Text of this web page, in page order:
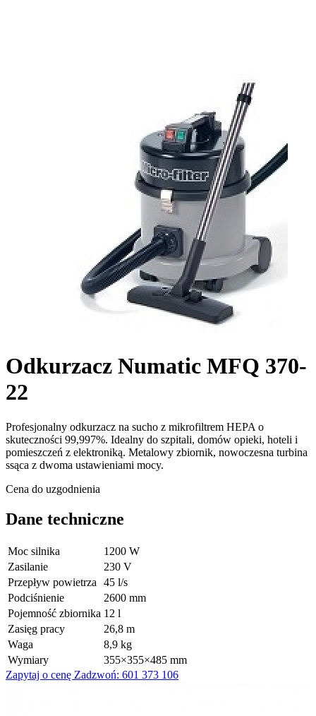
Odkurzacz Numatic MFQ 370-
22
Profesjonalny odkurzacz na sucho z mikrofiltrem HEPA o
skuteczności 99,997%. Idealny do szpitali, domów opieki, hoteli i
pomieszczeń z elektroniką. Metalowy zbiornik, nowoczesna turbina
ssąca z dwoma ustawieniami mocy.
Cena do uzgodnienia
Dane techniczne
Moc silnika
1200 W
Zasilanie
230 V
Przepływ powietrza
45 l/s
Podciśnienie
2600 mm
Pojemność zbiornika 12 l
Zasięg pracy
26,8 m
Waga
8,9 kg
Wymiary
355×355×485 mm
Zapytaj o cenę Zadzwoń: 601 373 106